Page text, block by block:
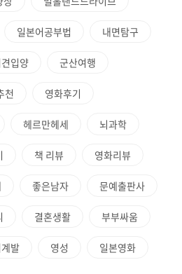
일본어공부법 내면탐구
입양 군산여행
천 영화후기
헤르만헤세 뇌과학
책 리뷰 영화리뷰
좋은남자 문예출판사
결혼생활 부부싸움
발 영성 일본영화